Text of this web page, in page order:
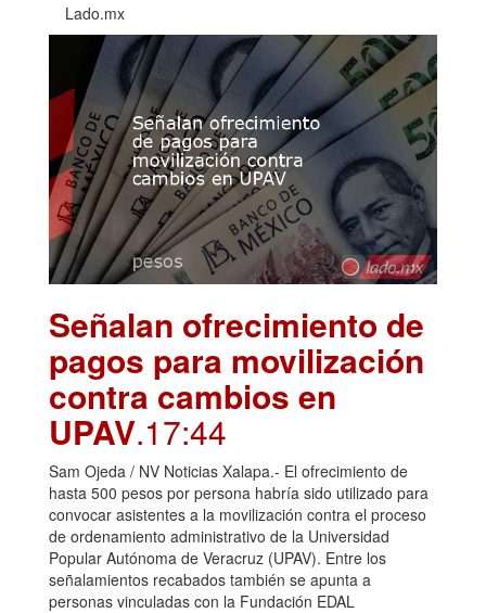
Lado.mx
Señalan ofrecimiento de
pagos para movilización
contra cambios en
UPAV.17:44
Sam Ojeda / NV Noticias Xalapa.- El ofrecimiento de
hasta 500 pesos por persona habría sido utilizado para
convocar asistentes a la movilización contra el proceso
de ordenamiento administrativo de la Universidad
Popular Autónoma de Veracruz (UPAV). Entre los
señalamientos recabados también se apunta a
personas vinculadas con la Fundación EDAL